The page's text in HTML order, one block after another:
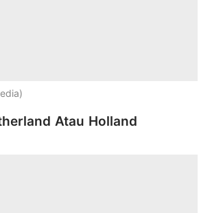
Atau Holland